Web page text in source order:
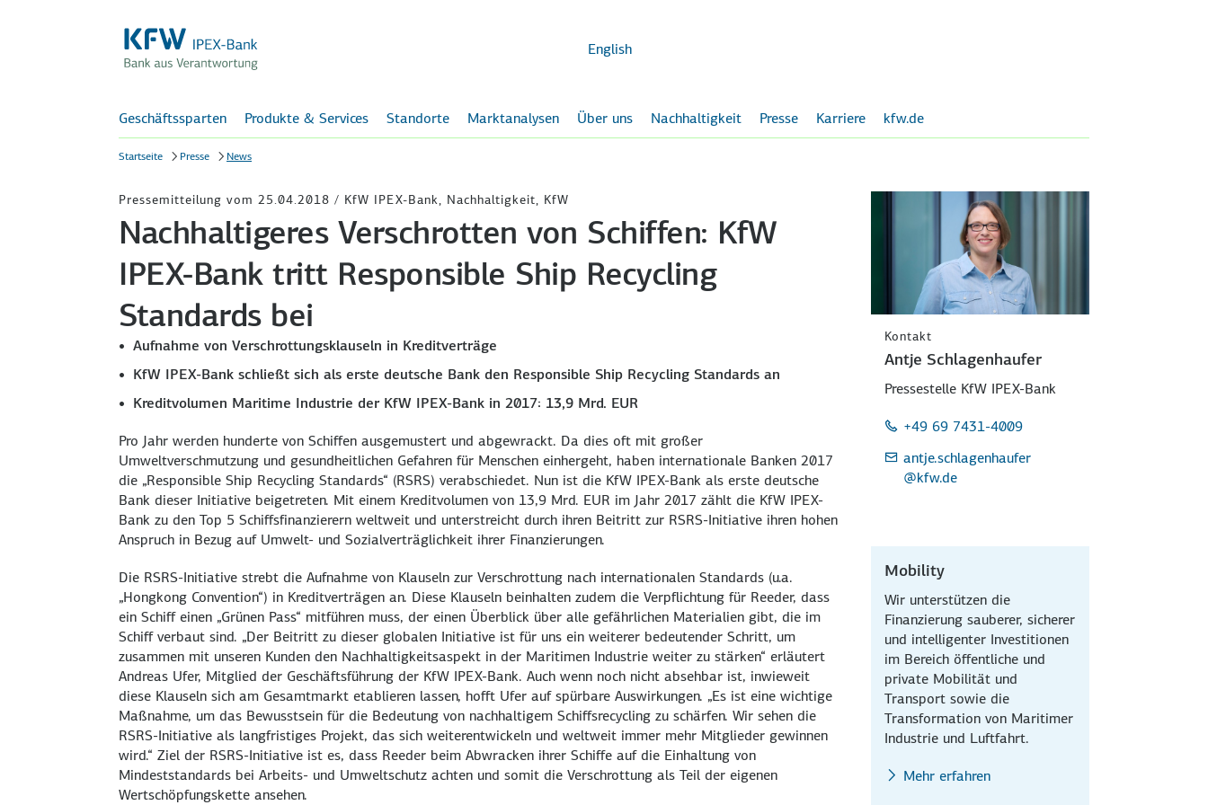
English
Geschäftssparten Produkte & Services Standorte Marktanalysen Über uns Nachhaltigkeit Presse Karriere kfw.de
Startseite Presse News
Pressemitteilung vom 25.04.2018 / KfW IPEX-Bank, Nachhaltigkeit, KfW
Nachhaltigeres Verschrotten von Schiffen: KfW
IPEX-Bank tritt Responsible Ship Recycling
Standards bei
Aufnahme von Verschrottungsklauseln in Kreditverträge
KfW IPEX-Bank schließt sich als erste deutsche Bank den Responsible Ship Recycling Standards an
Kreditvolumen Maritime Industrie der KfW IPEX-Bank in 2017: 13,9 Mrd. EUR
Pro Jahr werden hunderte von Schiffen ausgemustert und abgewrackt. Da dies oft mit großer
Umweltverschmutzung und gesundheitlichen Gefahren für Menschen einhergeht, haben internationale Banken 2017
die „Responsible Ship Recycling Standards“ (RSRS) verabschiedet. Nun ist die KfW IPEX-Bank als erste deutsche
Bank dieser Initiative beigetreten. Mit einem Kreditvolumen von 13,9 Mrd. EUR im Jahr 2017 zählt die KfW IPEX-
Bank zu den Top 5 Schiffsfinanzierern weltweit und unterstreicht durch ihren Beitritt zur RSRS-Initiative ihren hohen
Anspruch in Bezug auf Umwelt- und Sozialverträglichkeit ihrer Finanzierungen.
Die RSRS-Initiative strebt die Aufnahme von Klauseln zur Verschrottung nach internationalen Standards (u.a.
„Hongkong Convention“) in Kreditverträgen an. Diese Klauseln beinhalten zudem die Verpflichtung für Reeder, dass
ein Schiff einen „Grünen Pass“ mitführen muss, der einen Überblick über alle gefährlichen Materialien gibt, die im
Schiff verbaut sind. „Der Beitritt zu dieser globalen Initiative ist für uns ein weiterer bedeutender Schritt, um
zusammen mit unseren Kunden den Nachhaltigkeitsaspekt in der Maritimen Industrie weiter zu stärken“ erläutert
Andreas Ufer, Mitglied der Geschäftsführung der KfW IPEX-Bank. Auch wenn noch nicht absehbar ist, inwieweit
diese Klauseln sich am Gesamtmarkt etablieren lassen, hofft Ufer auf spürbare Auswirkungen. „Es ist eine wichtige
Maßnahme, um das Bewusstsein für die Bedeutung von nachhaltigem Schiffsrecycling zu schärfen. Wir sehen die
RSRS-Initiative als langfristiges Projekt, das sich weiterentwickeln und weltweit immer mehr Mitglieder gewinnen
wird.“ Ziel der RSRS-Initiative ist es, dass Reeder beim Abwracken ihrer Schiffe auf die Einhaltung von
Mindeststandards bei Arbeits- und Umweltschutz achten und somit die Verschrottung als Teil der eigenen
Wertschöpfungskette ansehen.
Kontakt
Antje Schlagenhaufer
Pressestelle KfW IPEX-Bank
+49 69 7431-4009
antje.schlagenhaufer
@kfw.de
Mobility
Wir unterstützen die
Finanzierung sauberer, sicherer
und intelligenter Investitionen
im Bereich öffentliche und
private Mobilität und
Transport sowie die
Transformation von Maritimer
Industrie und Luftfahrt.
Mehr erfahren